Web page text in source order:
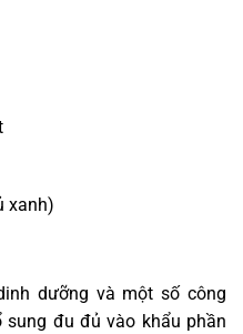
xanh)
dưỡng và một số công
đu đủ vào khẩu phần